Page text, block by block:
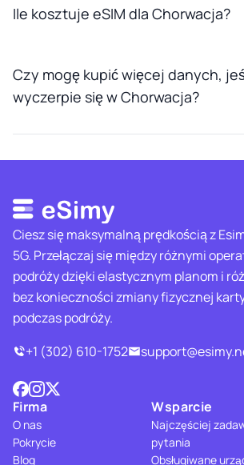
Ile kosztuje eSIM dla Chorwacja?
Czy mogę kupić więcej danych,
wyczerpie się w Chorwacja?
Ciesz się maksymalną prędkością z
5G. Przełączaj się między różnymi
podróży dzięki elastycznym planom i
bez konieczności zmiany fizycznej
podczas podróży.
+1 (302) 610-1752
Firma
O nas
Pokrycie
Blog
Wsparcie
Najczęściej
pytania
Obsługiwane